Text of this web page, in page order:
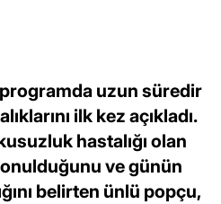
programda uzun süredir
ilk kez açıkladı.
hastalığı olan
ve günün
belirten ünlü popçu,